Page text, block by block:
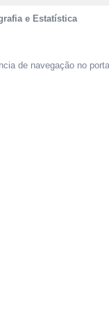
e Estatística
de navegação no